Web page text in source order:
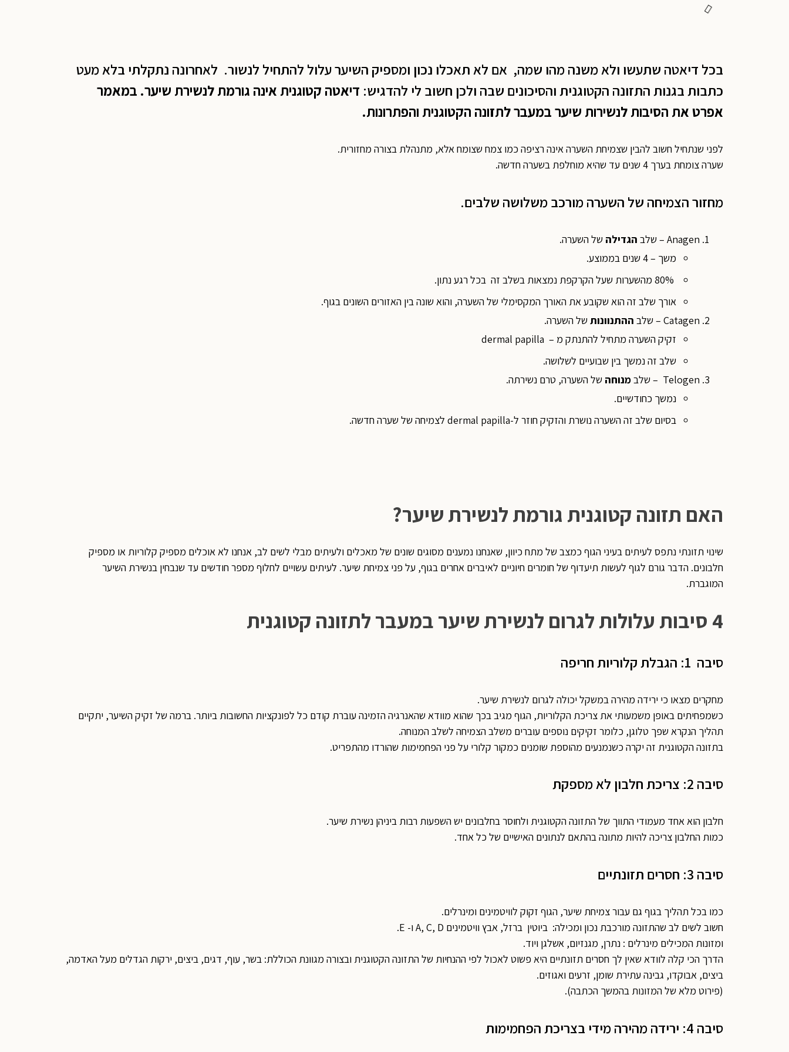
בכל דיאטה שתעשו ולא משנה מהו שמה, אם לא תאכלו נכון ומספיק השיער עלול להתחיל לנשור. לאחרונה נתקלתי בלא מעט
כתבות בגנות התזונה הקטוגנית והסיכונים שבה ולכן חשוב לי להדגיש: דיאטה קטוגנית אינה גורמת לנשירת שיער. במאמר
אפרט את הסיבות לנשירות שיער במעבר לתזונה הקטוגנית והפתרונות.
לפני שנתחיל חשוב להבין שצמיחת השערה אינה רציפה כמו צמח שצומח אלא, מתנהלת בצורה מחזורית.
שערה צומחת בערך 4 שנים עד שהיא מוחלפת בשערה חדשה.
מחזור הצמיחה של השערה מורכב משלושה שלבים.
Anagen – שלב הגדילה של השערה.
משך – 4 שנים בממוצע.
אורך שלב זה הוא שקובע את האורך המקסימלי של השערה, והוא שונה בין האזורים השונים בגוף.
Catagen – שלב
ההתנוונותשל השערה.
זקיק השערה מתחיל להתנתק מ – dermal papilla
שלב זה נמשך בין שבועיים לשלושה.
Telogen – שלב
מנוחה של השערה, טרם נשירתה.
נמשך כחודשיים.
בסיום שלב זה השערה נושרת והזקיק חוזר ל-dermal papilla לצמיחה של שערה חדשה.
האם תזונה קטוגנית גורמת לנשירת שיער?
שינוי תזונתי נתפס לעיתים בעיני הגוף כמצב של מתח כיוון, שאנחנו נמענים מסוגים שונים של מאכלים ולעיתים מבלי לשים לב, אנחנו לא אוכלים מספיק קלוריות או מספיק
חלבונים. הדבר גורם לגוף לעשות תיעדוף של חומרים חיוניים לאיברים אחרים בגוף, על פני צמיחת שיער. לעיתים עשויים לחלוף מספר חודשים עד שנבחין בנשירת השיער
המוגברת.
4 סיבות עלולות לגרום לנשירת שיער במעבר לתזונה קטוגנית
סיבה 1: הגבלת קלוריות חריפה
מחקרים מצאו כי ירידה מהירה במשקל יכולה לגרום לנשירת שיער.
כשמפחיתים באופן משמעותי את צריכת הקלוריות, הגוף מגיב בכך שהוא מוודא שהאנרגיה הזמינה עוברת קודם כל לפונקציות החשובות ביותר. ברמה של זקיק השיער, יתקיים
תהליך הנקרא שפך טלוגן, כלומר זקיקים נוספים עוברים משלב הצמיחה לשלב המנוחה.
בתזונה הקטוגנית זה יקרה כשנמנעים מהוספת שומנים כמקור קלורי על פני הפחמימות שהורדו מהתפריט.
סיבה 2: צריכת חלבון לא מספקת
חלבון הוא אחד מעמודי התווך של התזונה הקטוגנית ולחוסר בחלבונים יש השפעות רבות ביניהן נשירת שיער.
כמות החלבון צריכה להיות מתונה בהתאם לנתונים האישיים של כל אחד.
סיבה 3: חסרים תזונתיים
כמו בכל תהליך בגוף גם עבור צמיחת שיער, הגוף זקוק לוויטמינים ומינרלים.
חשוב לשים לב שהתזונה מורכבת נכון ומכילה: ביוטין ברזל, אבץ וויטמינים A, C, D ו- E.
ומזונות המכילים מינרלים : נתרן, מגנזיום, אשלגן ויוד.
הדרך הכי קלה לוודא שאין לך חסרים תזונתיים היא פשוט לאכול לפי ההנחיות של התזונה הקטוגנית ובצורה מגוונת הכוללת: בשר, עוף, דגים, ביצים, ירקות הגדלים מעל האדמה,
ביצים, אבוקדו, גבינה עתירת שומן, זרעים ואגוזים.
(פירוט מלא של המזונות בהמשך הכתבה).
סיבה 4: ירידה מהירה מידי בצריכת הפחמימות